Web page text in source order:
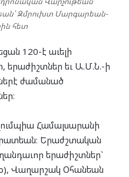
Զմրուխտ Մարգարեան-
հետ
120-է աւելի
երաժիշտներ եւ Ա.Մ.Ն.-ի
ժամանած
Համալսարանի
Երաժշտական
երաժիշտներ`
Վաղարշակ Օհանեան